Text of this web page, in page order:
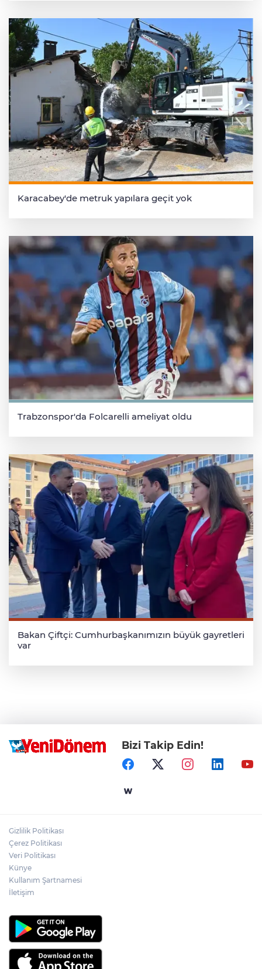
Karacabey'de metruk yapılara geçit yok
Trabzonspor'da Folcarelli ameliyat oldu
Bakan Çiftçi: Cumhurbaşkanımızın büyük gayretleri
var
Bizi Takip Edin!
Gizlilik Politikası
Çerez Politikası
Veri Politikası
Künye
Kullanım Şartnamesi
İletişim